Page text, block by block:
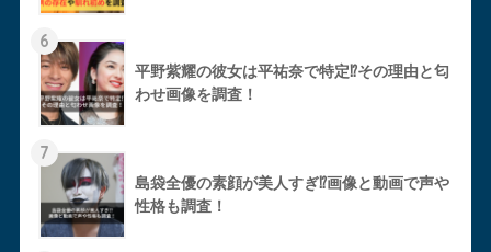
6
平野紫耀の彼女は平祐奈で特定⁉︎その理由と匂
わせ画像を調査！
7
島袋全優の素顔が美人すぎ⁉︎画像と動画で声や
性格も調査！